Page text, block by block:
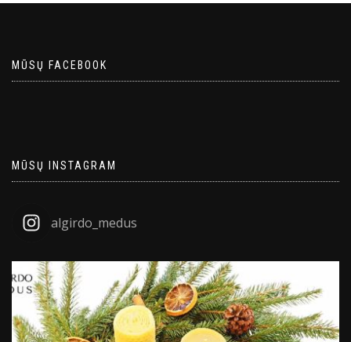
MŪSŲ FACEBOOK
MŪSŲ INSTAGRAM
algirdo_medus